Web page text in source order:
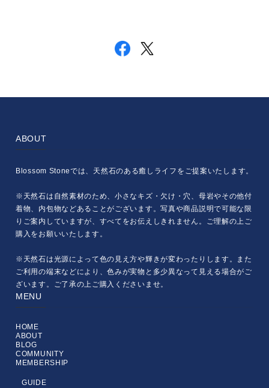
ABOUT
Blossom Stoneでは、天然石のある癒しライフをご提案いたします。
※天然石は自然素材のため、小さなキズ・欠け・穴、母岩やその他付
着物、内包物などあることがございます。写真や商品説明で可能な限
りご案内していますが、すべてをお伝えしきれません。ご理解の上ご
購入をお願いいたします。
※天然石は光源によって色の見え方や輝きが変わったりします。また
ご利用の端末などにより、色みが実物と多少異なって見える場合がご
ざいます。ご了承の上ご購入くださいませ。
MENU
HOME
ABOUT
BLOG
COMMUNITY
MEMBERSHIP
GUIDE